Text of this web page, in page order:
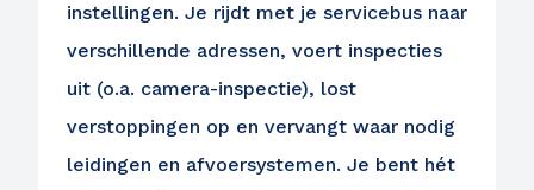
instellingen. Je rijdt met je servicebus naar
verschillende adressen, voert inspecties
uit (o.a. camera-inspectie), lost
verstoppingen op en vervangt waar nodig
leidingen en afvoersystemen. Je bent hét